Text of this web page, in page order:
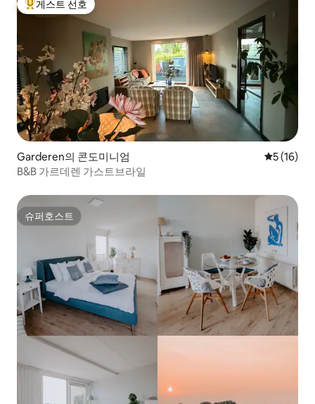
상위 게스트 선호
게스트 선호
Garderen의 콘도미니엄 평점 5점
5 (16)
B&B 가르데렌 가스트브라일
슈퍼호스트
슈퍼호스트